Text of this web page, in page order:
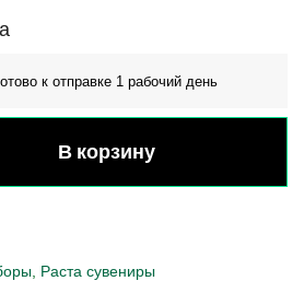
к отправке 1 рабочий день
В корзину
Раста сувениры